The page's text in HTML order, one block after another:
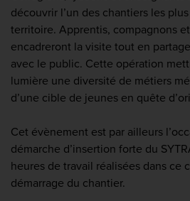
découvrir l’un des chantiers les
territoire. Apprentis, compagnons
encadreront la visite tout en
avec le public. Cette opération
lumière une diversité de métiers
d’une cible de jeunes en quête
Cet évènement est par ailleurs
démarche d’insertion forte du
heures de travail réalisées dans ce
démarrage du chantier.